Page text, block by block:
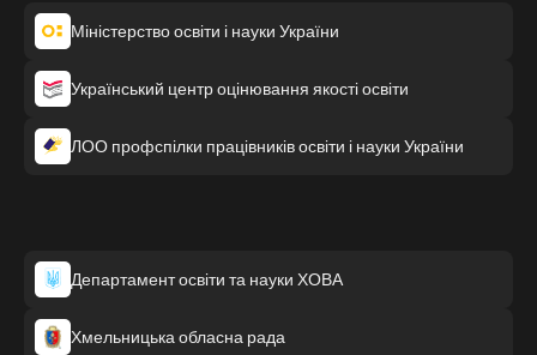
Міністерство освіти і науки України
Український центр оцінювання якості освіти
ЛОО профспілки працівників освіти і науки України
Департамент освіти та науки ХОВА
Хмельницька обласна рада